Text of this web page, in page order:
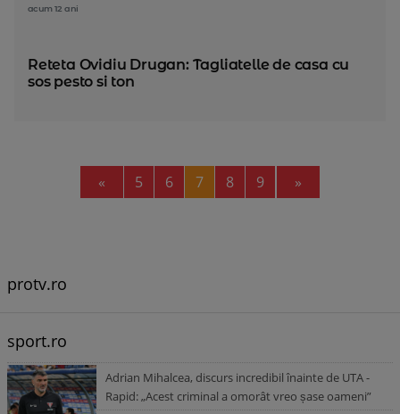
acum 12 ani
Reteta Ovidiu Drugan: Tagliatelle de casa cu
sos pesto si ton
« Previous
5 6 7 8 9 »
protv.ro
sport.ro
Adrian Mihalcea, discurs incredibil înainte de UTA -
Rapid: „Acest criminal a omorât vreo șase oameni”